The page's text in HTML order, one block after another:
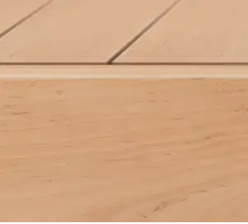
Asiakasomistajahinta
Hinta ilman S-Etukorttia:
Toimitus